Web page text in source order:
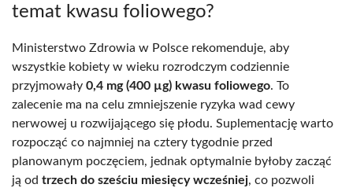
temat kwasu foliowego?
Ministerstwo Zdrowia w Polsce rekomenduje, aby
wszystkie kobiety w wieku rozrodczym codziennie
przyjmowały 0,4 mg (400 µg) kwasu foliowego. To
zalecenie ma na celu zmniejszenie ryzyka wad cewy
nerwowej u rozwijającego się płodu. Suplementację warto
rozpocząć co najmniej na cztery tygodnie przed
planowanym poczęciem, jednak optymalnie byłoby zacząć
ją od trzech do sześciu miesięcy wcześniej, co pozwoli